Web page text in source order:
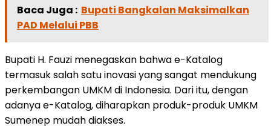
Baca Juga : Bupati Bangkalan Maksimalkan
PAD Melalui PBB
Bupati H. Fauzi menegaskan bahwa e-Katalog
termasuk salah satu inovasi yang sangat mendukung
perkembangan UMKM di Indonesia. Dari itu, dengan
adanya e-Katalog, diharapkan produk-produk UMKM
Sumenep mudah diakses.